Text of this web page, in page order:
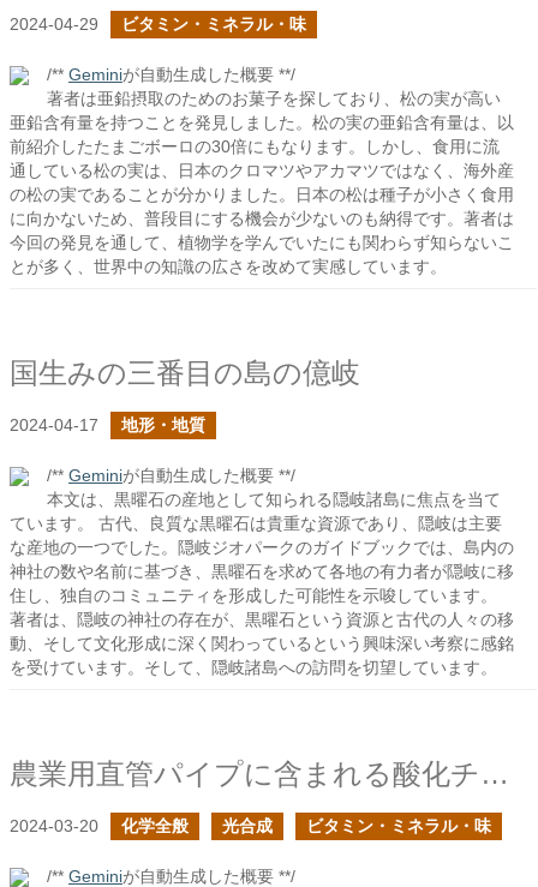
2024-04-29 ビタミン・ミネラル・味
/** Geminiが自動生成した概要 **/
著者は亜鉛摂取のためのお菓子を探しており、松の実が高い
亜鉛含有量を持つことを発見しました。松の実の亜鉛含有量は、以
前紹介したたまごボーロの30倍にもなります。しかし、食用に流
通している松の実は、日本のクロマツやアカマツではなく、海外産
の松の実であることが分かりました。日本の松は種子が小さく食用
に向かないため、普段目にする機会が少ないのも納得です。著者は
今回の発見を通して、植物学を学んでいたにも関わらず知らないこ
とが多く、世界中の知識の広さを改めて実感しています。
国生みの三番目の島の億岐
2024-04-17 地形・地質
/** Geminiが自動生成した概要 **/
本文は、黒曜石の産地として知られる隠岐諸島に焦点を当て
ています。 古代、良質な黒曜石は貴重な資源であり、隠岐は主要
な産地の一つでした。隠岐ジオパークのガイドブックでは、島内の
神社の数や名前に基づき、黒曜石を求めて各地の有力者が隠岐に移
住し、独自のコミュニティを形成した可能性を示唆しています。
著者は、隠岐の神社の存在が、黒曜石という資源と古代の人々の移
動、そして文化形成に深く関わっているという興味深い考察に感銘
を受けています。そして、隠岐諸島への訪問を切望しています。
農業用直管パイプに含まれる酸化チタンは作物に与えても問題ないか？
2024-03-20 化学全般 光合成 ビタミン・ミネラル・味
/** Geminiが自動生成した概要 **/